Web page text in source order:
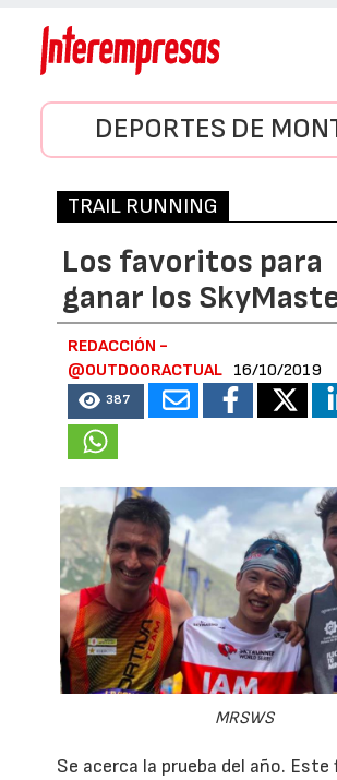
DEPORTES DE
TRAIL RUNNING
Los favoritos para
ganar los
REDACCIÓN -
@OUTDOORACTUAL 16/10/2019
387
MRSWS
Se acerca la prueba del año. Este